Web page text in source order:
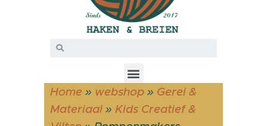
Home » webshop » Gerei &
Materiaal » Kids Creatief &